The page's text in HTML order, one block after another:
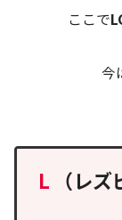
ここで
今
L （レズ